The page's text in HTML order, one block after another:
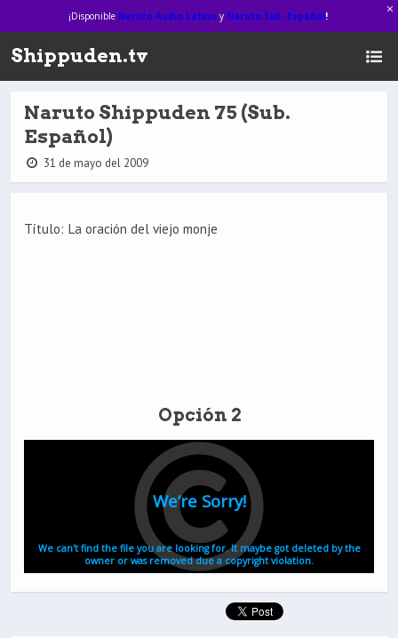
¡Disponible Naruto Audio Latinoy Naruto Sub. Español!
Shippuden.tv
Naruto Shippuden 75 (Sub.
Español)
31 de mayo del 2009
Título: La oración del viejo monje
Opción 2